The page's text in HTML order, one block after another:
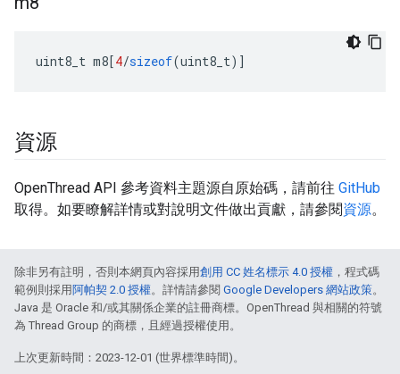
uint8_t m8[4/sizeof(uint8_t)]
資源
OpenThread API 參考資料主題源自原始碼，請前往 GitHub
取得。如要瞭解詳情或對說明文件做出貢獻，請參閱資源。
除非另有註明，否則本網頁內容採用創用 CC 姓名標示 4.0 授權 ，程式碼
範例則採用 阿帕契 2.0 授權。詳情請參閱 Google Developers 網站政策。
Java 是 Oracle 和/或其關係企業的註冊商標。OpenThread 與相關的符號
為 Thread Group 的商標，且經過授權使用。
上次更新時間：2023-12-01 (世界標準時間)。